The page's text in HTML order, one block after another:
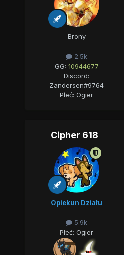
Brony
2.5k
GG: 10944677
Discord:
Zandersen#9764
Płeć: Ogier
Cipher 618
Opiekun Działu
5.9k
Płeć: Ogier